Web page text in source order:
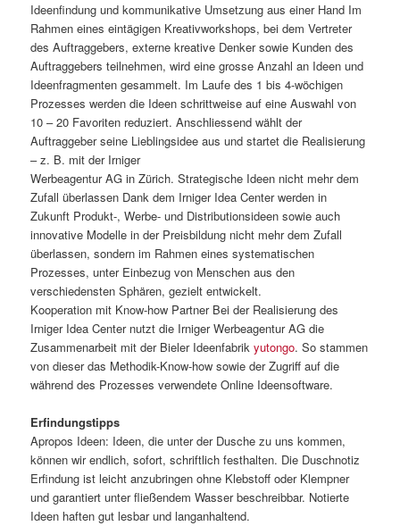
Ideenfindung und kommunikative Umsetzung aus einer Hand Im
Rahmen eines eintägigen Kreativworkshops, bei dem Vertreter
des Auftraggebers, externe kreative Denker sowie Kunden des
Auftraggebers teilnehmen, wird eine grosse Anzahl an Ideen und
Ideenfragmenten gesammelt. Im Laufe des 1 bis 4-wöchigen
Prozesses werden die Ideen schrittweise auf eine Auswahl von
10 – 20 Favoriten reduziert. Anschliessend wählt der
Auftraggeber seine Lieblingsidee aus und startet die Realisierung
– z. B. mit der Irniger
Werbeagentur AG in Zürich. Strategische Ideen nicht mehr dem
Zufall überlassen Dank dem Irniger Idea Center werden in
Zukunft Produkt-, Werbe- und Distributionsideen sowie auch
innovative Modelle in der Preisbildung nicht mehr dem Zufall
überlassen, sondern im Rahmen eines systematischen
Prozesses, unter Einbezug von Menschen aus den
verschiedensten Sphären, gezielt entwickelt.
Kooperation mit Know-how Partner Bei der Realisierung des
Irniger Idea Center nutzt die Irniger Werbeagentur AG die
Zusammenarbeit mit der Bieler Ideenfabrikyutongo. So stammen
von dieser das Methodik-Know-how sowie der Zugriff auf die
während des Prozesses verwendete Online Ideensoftware.
Erfindungstipps
Apropos Ideen: Ideen, die unter der Dusche zu uns kommen,
können wir endlich, sofort, schriftlich festhalten. Die Duschnotiz
Erfindung ist leicht anzubringen ohne Klebstoff oder Klempner
und garantiert unter fließendem Wasser beschreibbar. Notierte
Ideen haften gut lesbar und langanhaltend.